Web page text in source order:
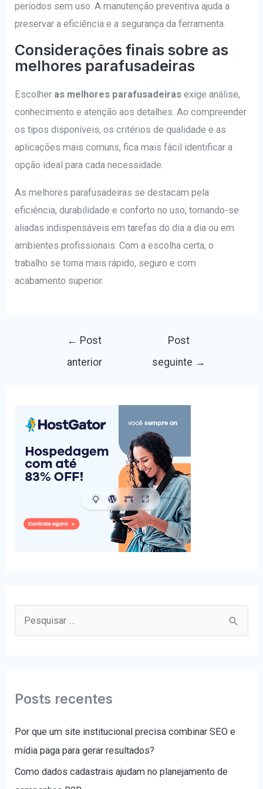
períodos sem uso. A manutenção preventiva ajuda a
preservar a eficiência e a segurança da ferramenta.
Considerações finais sobre as
melhores parafusadeiras
Escolher as melhores parafusadeiras exige análise,
conhecimento e atenção aos detalhes. Ao compreender
os tipos disponíveis, os critérios de qualidade e as
aplicações mais comuns, fica mais fácil identificar a
opção ideal para cada necessidade.
As melhores parafusadeiras se destacam pela
eficiência, durabilidade e conforto no uso, tornando-se
aliadas indispensáveis em tarefas do dia a dia ou em
ambientes profissionais. Com a escolha certa, o
trabalho se torna mais rápido, seguro e com
acabamento superior.
Navegação
← Post
anterior
Post
seguinte →
s
Posts recentes
Por que um site institucional precisa combinar SEO e
mídia paga para gerar resultados?
Como dados cadastrais ajudam no planejamento de